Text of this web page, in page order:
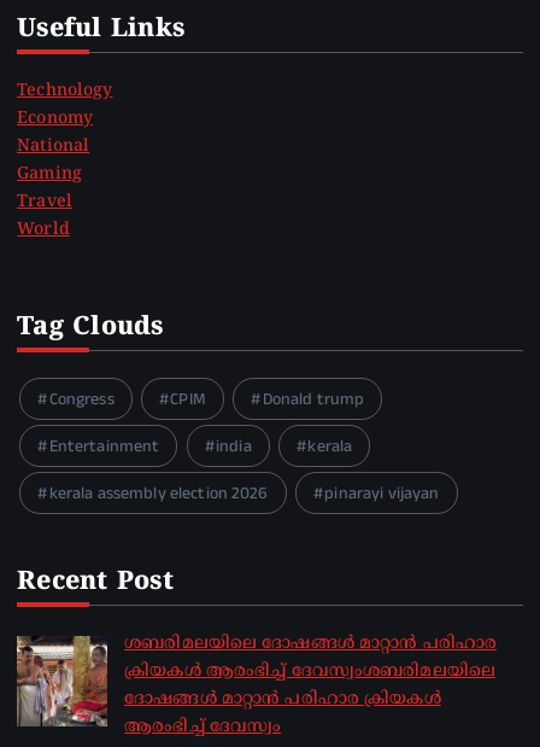
Useful Links
Technology
Economy
National
Gaming
Travel
World
Tag Clouds
Congress CPIM
Donald trump
Entertainment
india
kerala
kerala assembly election 2026
pinarayi vijayan
Recent Post
ശബരിമലയിലെ ദോഷങ്ങൾ മാറ്റാൻ പരിഹാര
ക്രിയകൾ ആരംഭിച്ച് ദേവസ്വംശബരിമലയിലെ
ദോഷങ്ങൾ മാറ്റാൻ പരിഹാര ക്രിയകൾ
ആരംഭിച്ച് ദേവസ്വം